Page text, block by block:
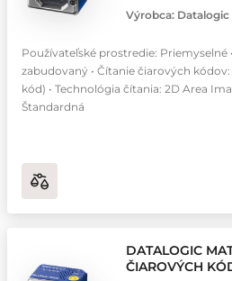
Výrobca: Datalogic
Používateľské prostredie: Priemyselné
zabudovaný • Čítanie čiarových
kód) • Technológia čítania: 2D Area
Štandardná
DATALOGIC
ČIAROVÝCH